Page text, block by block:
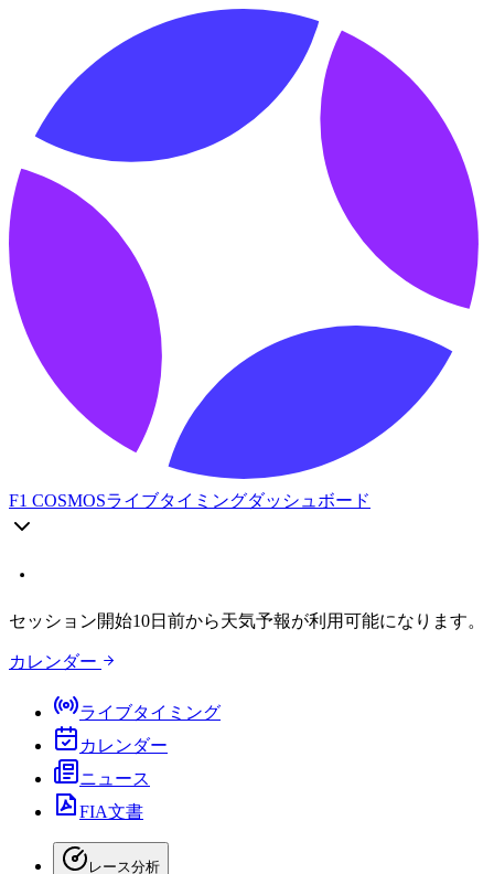
F1 COSMOSライブタイミングダッシュボード
セッション開始10日前から天気予報が利用可能になります。
カレンダー
ライブタイミング
カレンダー
ニュース
FIA文書
レース分析